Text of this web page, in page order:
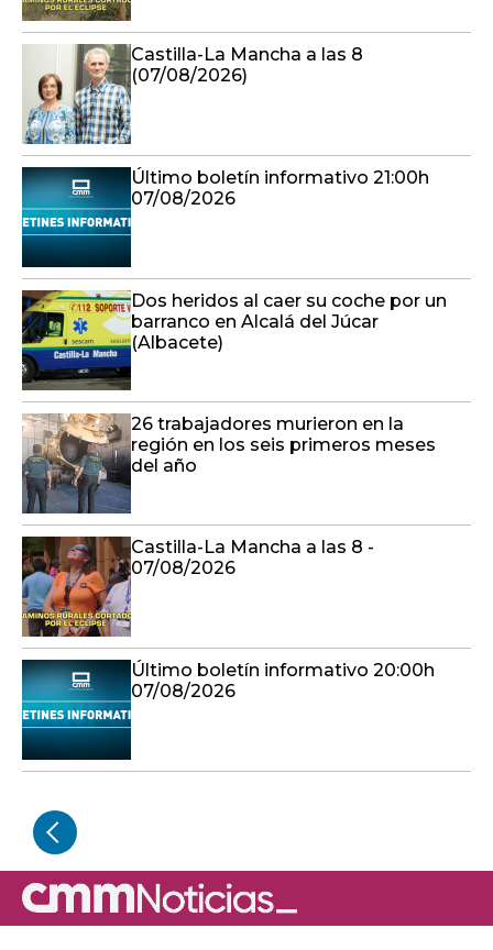
Castilla-La Mancha a las 8
(07/08/2026)
Último boletín informativo 21:00h
07/08/2026
Dos heridos al caer su coche por un
barranco en Alcalá del Júcar
(Albacete)
26 trabajadores murieron en la
región en los seis primeros meses
del año
Castilla-La Mancha a las 8 -
07/08/2026
Último boletín informativo 20:00h
07/08/2026